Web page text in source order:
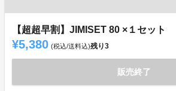
【超超早割】JIMISET 80 ×１セット
¥5,380 (税込/送料込)残り3
販売終了